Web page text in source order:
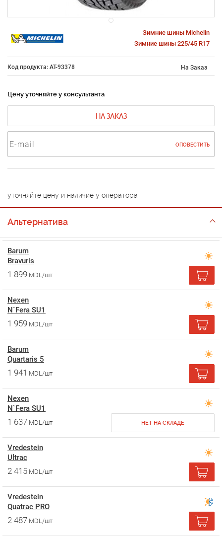
Зимние шины Michelin
Зимние шины 225/45 R17
Код продукта: AT-93378 На Заказ
Цену уточняйте у консультанта
НА ЗАКАЗ
ОПОВЕСТИТЬ
уточняйте цену и наличие у оператора
Альтернатива
Barum
Bravuris
1 899 MDL/шт
Nexen
N`Fera SU1
1 959 MDL/шт
Barum
Quartaris 5
1 941 MDL/шт
Nexen
N`Fera SU1
1 637 MDL/шт НЕТ НА СКЛАДЕ
Vredestein
Ultrac
2 415 MDL/шт
Vredestein
Quatrac PRO
2 487 MDL/шт